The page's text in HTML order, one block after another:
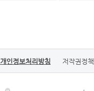
개인정보처리방침 저작권정책